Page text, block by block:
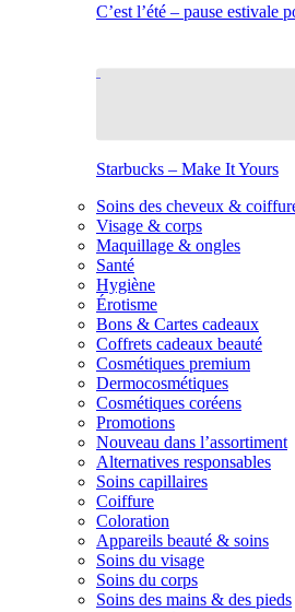
C’est l’été – pause estivale
Starbucks – Make It Yours
Soins des cheveux &
Visage & corps
Maquillage & ongles
Santé
Hygiène
Érotisme
Bons & Cartes cadeaux
Coffrets cadeaux beauté
Cosmétiques premium
Dermocosmétiques
Cosmétiques coréens
Promotions
Nouveau dans l’assortiment
Alternatives responsables
Soins capillaires
Coiffure
Coloration
Appareils beauté & soins
Soins du visage
Soins du corps
Soins des mains & des pieds